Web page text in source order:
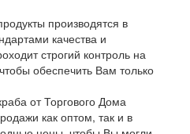
производятся в
качества и
строгий контроль на
обеспечить Вам только
от Торгового Дома
как оптом, так и в